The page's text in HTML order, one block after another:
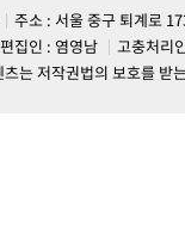
주소 : 서울 중구 퇴계로
편집인 : 염영남
고충처리
츠는 저작권법의 보호를